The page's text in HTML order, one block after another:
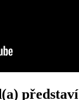
představí